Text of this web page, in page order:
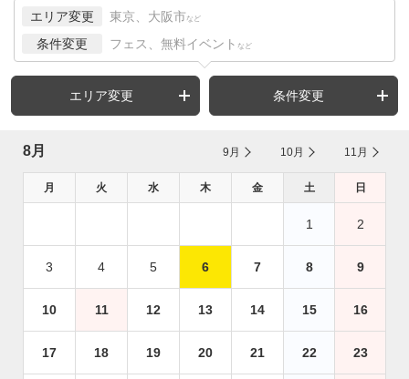
エリア変更 東京、大阪市 など
条件変更 フェス、無料イベント など
エリア変更 条件変更
8月 9月 10月 11月
月 火 水 木 金 土 日
1 2
3 4 5 6 7 8 9
10 11 12 13 14 15 16
17 18 19 20 21 22 23